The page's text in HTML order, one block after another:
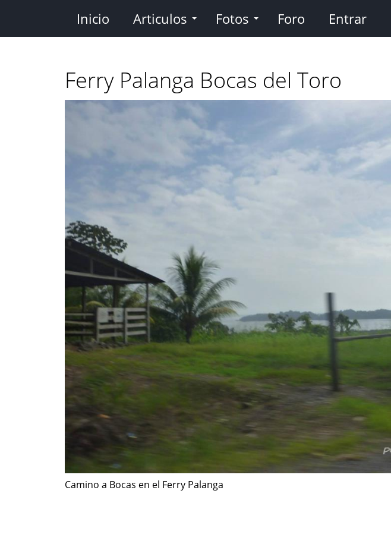
contenido
Inicio Articulos Fotos Foro Entrar
Ferry Palanga Bocas del Toro
Camino a Bocas en el Ferry Palanga